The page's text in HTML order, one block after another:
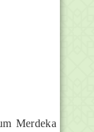
Merdeka